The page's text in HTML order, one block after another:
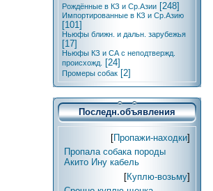
Рождённые в КЗ и Ср.Азии [248]
Импортированные в КЗ и Ср.Азию
[101]
Ньюфы ближн. и дальн. зарубежья
[17]
Ньюфы КЗ и СА с неподтвержд.
происхожд.
[24]
Промеры собак [2]
Последн.объявления
[Пропажи-находки]
Пропала собака породы
Акито Ину кабель
[Куплю-возьму]